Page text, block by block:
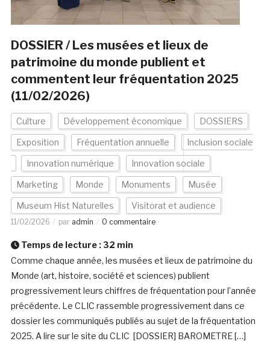
DOSSIER / Les musées et lieux de
patrimoine du monde publient et
commentent leur fréquentation 2025
(11/02/2026)
Culture Développement économique DOSSIERS
Exposition Fréquentation annuelle Inclusion sociale
Innovation numérique Innovation sociale
Marketing Monde Monuments Musée
Museum Hist Naturelles Visitorat et audience
11/02/2026 par admin 0 commentaire
Temps de lecture : 32 min
Comme chaque année, les musées et lieux de patrimoine du
Monde (art, histoire, société et sciences) publient
progressivement leurs chiffres de fréquentation pour l’année
précédente. Le CLIC rassemble progressivement dans ce
dossier les communiqués publiés au sujet de la fréquentation
2025. A lire sur le site du CLIC [DOSSIER] BAROMETRE […]